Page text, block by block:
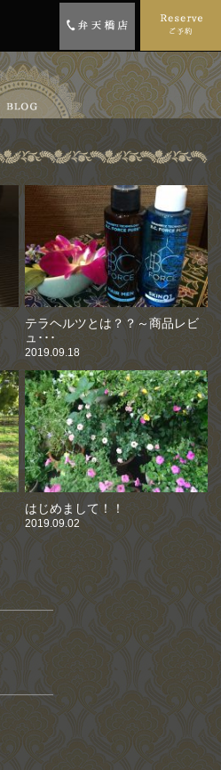
テラヘルツとは？？～商品レビ
ュ･･･
2019.09.18
はじめまして！！
2019.09.02